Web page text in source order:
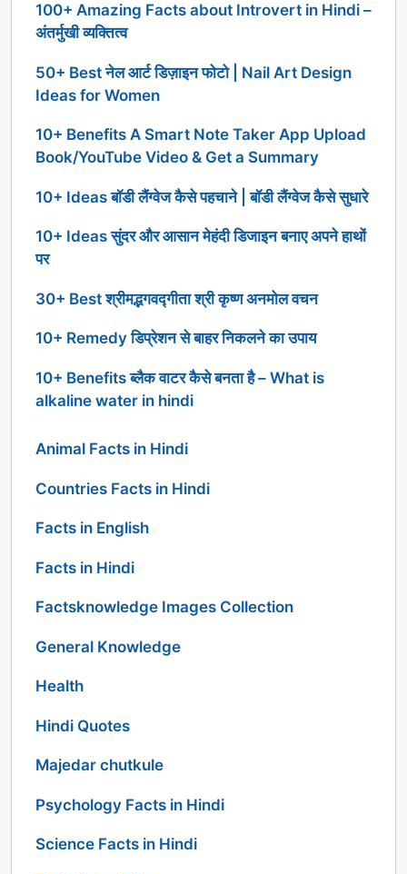
100+ Amazing Facts about Introvert in Hindi –
अंतर्मुखी व्यक्तित्व
50+ Best नेल आर्ट डिज़ाइन फोटो | Nail Art Design
Ideas for Women
10+ Benefits A Smart Note Taker App Upload
Book/YouTube Video & Get a Summary
10+ Ideas बॉडी लैंग्वेज कैसे पहचाने | बॉडी लैंग्वेज कैसे सुधारे
10+ Ideas सुंदर और आसान मेहंदी डिजाइन बनाए अपने हाथों
पर
30+ Best श्रीमद्भगवद्गीता श्री कृष्ण अनमोल वचन
10+ Remedy डिप्रेशन से बाहर निकलने का उपाय
10+ Benefits ब्लैक वाटर कैसे बनता है – What is
alkaline water in hindi
Animal Facts in Hindi
Countries Facts in Hindi
Facts in English
Facts in Hindi
Factsknowledge Images Collection
General Knowledge
Health
Hindi Quotes
Majedar chutkule
Psychology Facts in Hindi
Science Facts in Hindi